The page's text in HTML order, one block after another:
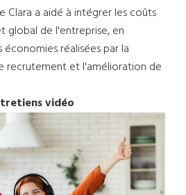
a aidé à intégrer les coûts
global de l'entreprise, en
réalisées par la
recrutement et l'amélioration de
vidéo